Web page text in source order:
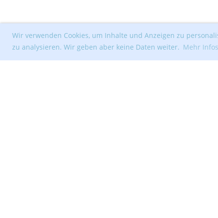
Wir verwenden Cookies, um Inhalte und Anzeigen zu
zu analysieren. Wir geben aber keine Daten weiter. Mehr Infos